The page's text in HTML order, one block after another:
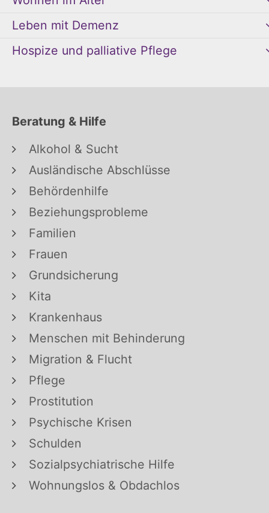
Leben mit Demenz
Hospize und palliative Pflege
Beratung & Hilfe
Alkohol & Sucht
Ausländische Abschlüsse
Behördenhilfe
Beziehungsprobleme
Familien
Frauen
Grundsicherung
Kita
Krankenhaus
Menschen mit Behinderung
Migration & Flucht
Pflege
Prostitution
Psychische Krisen
Schulden
Sozialpsychiatrische Hilfe
Wohnungslos & Obdachlos